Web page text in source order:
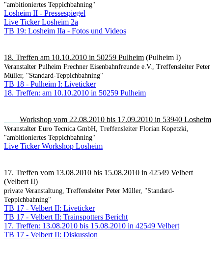
"ambitioniertes Teppichbahning"
Losheim II - Pressespiegel
Live Ticker Losheim 2a
TB 19: Losheim IIa - Fotos und Videos
18. Treffen am 10.10.2010 in 50259 Pulheim (Pulheim I)
Veranstalter Pulheim Frechner Eisenbahnfreunde e.V., Treffensleiter Peter
Müller, "Standard-Teppichbahning"
TB 18 - Pulheim I: Liveticker
18. Treffen: am 10.10.2010 in 50259 Pulheim
Workshop vom 22.08.2010 bis 17.09.2010 in 53940 Losheim
Veranstalter Euro Tecnica GmbH, Treffensleiter Florian Kopetzki,
"ambitioniertes Teppichbahning"
Live Ticker Workshop Losheim
17. Treffen vom 13.08.2010 bis 15.08.2010 in 42549 Velbert
(Velbert II)
private Veranstaltung, Treffensleiter Peter Müller, "Standard-
Teppichbahning"
TB 17 - Velbert II: Liveticker
TB 17 - Velbert II: Trainspotters Bericht
17. Treffen: 13.08.2010 bis 15.08.2010 in 42549 Velbert
TB 17 - Velbert II: Diskussion